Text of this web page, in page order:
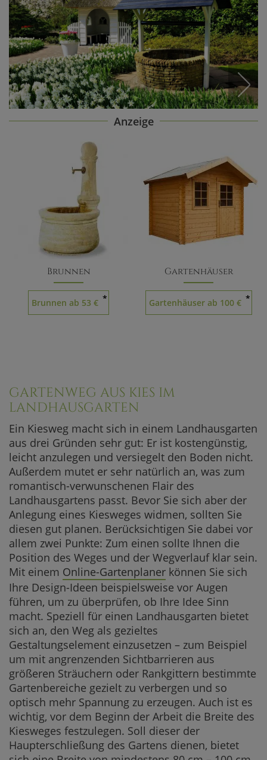
Anzeige
Brunnen
Brunnen ab 53 € *
Gartenhäuser
Gartenhäuser ab 100 € *
GARTENWEG AUS KIES IM
LANDHAUSGARTEN
Ein Kiesweg macht sich in einem Landhausgarten
aus drei Gründen sehr gut: Er ist kostengünstig,
leicht anzulegen und versiegelt den Boden nicht.
Außerdem mutet er sehr natürlich an, was zum
romantisch-verwunschenen Flair des
Landhausgartens passt. Bevor Sie sich aber der
Anlegung eines Kiesweges widmen, sollten Sie
diesen gut planen. Berücksichtigen Sie dabei vor
allem zwei Punkte: Zum einen sollte Ihnen die
Position des Weges und der Wegverlauf klar sein.
Mit einem Online-Gartenplaner können Sie sich
Ihre Design-Ideen beispielsweise vor Augen
führen, um zu überprüfen, ob Ihre Idee Sinn
macht. Speziell für einen Landhausgarten bietet
sich an, den Weg als gezieltes
Gestaltungselement einzusetzen – zum Beispiel
um mit angrenzenden Sichtbarrieren aus
größeren Sträuchern oder Rankgittern bestimmte
Gartenbereiche gezielt zu verbergen und so
optisch mehr Spannung zu erzeugen. Auch ist es
wichtig, vor dem Beginn der Arbeit die Breite des
Kiesweges festzulegen. Soll dieser der
Haupterschließung des Gartens dienen, bietet